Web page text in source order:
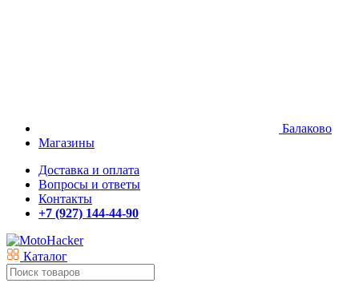
Балаково
Магазины
Доставка и оплата
Вопросы и ответы
Контакты
+7 (927) 144-44-90
Каталог